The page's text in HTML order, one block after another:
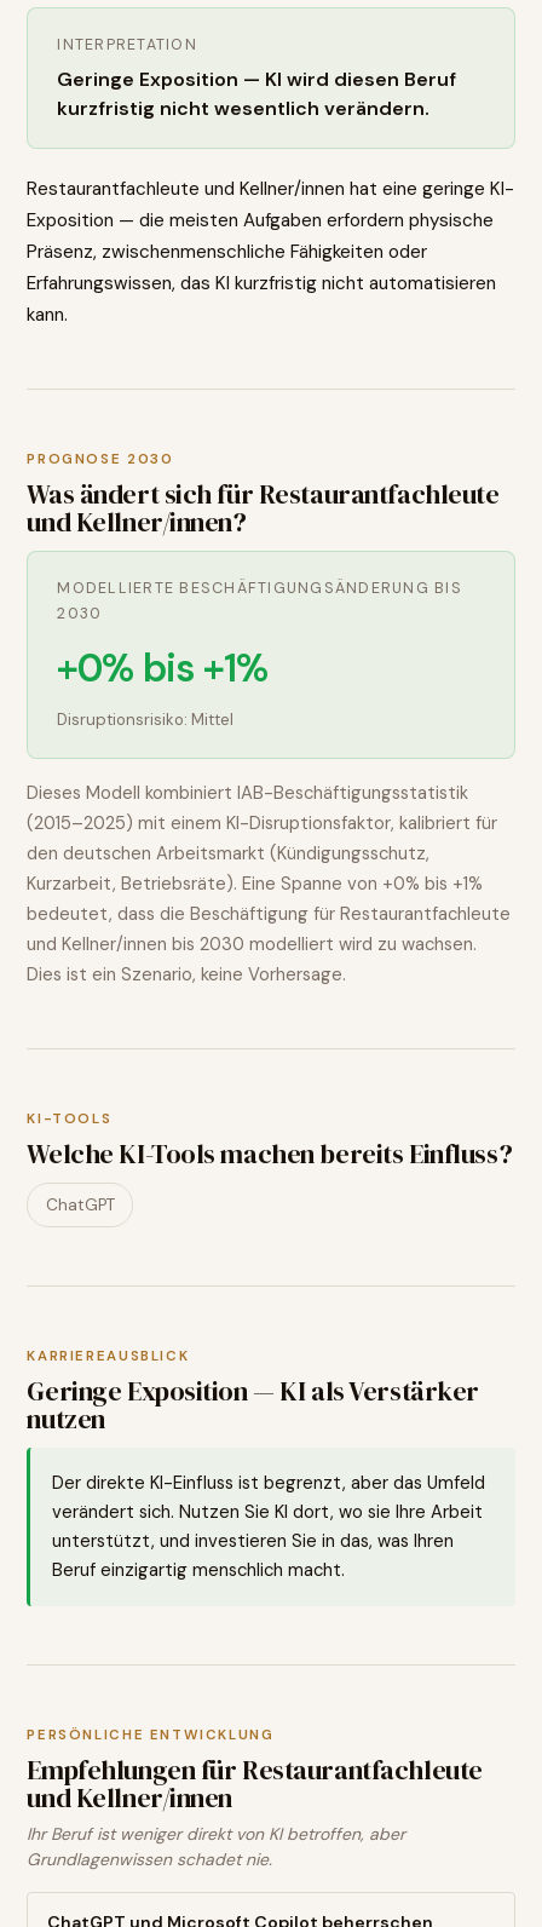
INTERPRETATION
Geringe Exposition — KI wird diesen Beruf
kurzfristig nicht wesentlich verändern.
Restaurantfachleute und Kellner/innen hat eine geringe KI-
Exposition — die meisten Aufgaben erfordern physische
Präsenz, zwischenmenschliche Fähigkeiten oder
Erfahrungswissen, das KI kurzfristig nicht automatisieren
kann.
PROGNOSE 2030
Was ändert sich für Restaurantfachleute
und Kellner/innen?
MODELLIERTE BESCHÄFTIGUNGSÄNDERUNG BIS
2030
+0% bis +1%
Disruptionsrisiko: Mittel
Dieses Modell kombiniert IAB-Beschäftigungsstatistik
(2015–2025) mit einem KI-Disruptionsfaktor, kalibriert für
den deutschen Arbeitsmarkt (Kündigungsschutz,
Kurzarbeit, Betriebsräte). Eine Spanne von +0% bis +1%
bedeutet, dass die Beschäftigung fürRestaurantfachleute
und Kellner/innen bis 2030 modelliert wird zu wachsen.
Dies ist ein Szenario, keine Vorhersage.
KI-TOOLS
Welche KI-Tools machen bereits Einfluss?
ChatGPT
KARRIEREAUSBLICK
Geringe Exposition — KI als Verstärker
nutzen
Der direkte KI-Einfluss ist begrenzt, aber das Umfeld
verändert sich. Nutzen Sie KI dort, wo sie Ihre Arbeit
unterstützt, und investieren Sie in das, was Ihren
Beruf einzigartig menschlich macht.
PERSÖNLICHE ENTWICKLUNG
Empfehlungen für Restaurantfachleute
und Kellner/innen
Ihr Beruf ist weniger direkt von KI betroffen, aber
Grundlagenwissen schadet nie.